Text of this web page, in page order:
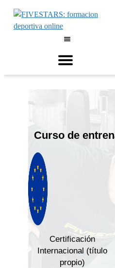
Saltar
contenido
Menú
Curso de
Certificación
Internacional (título
propio)